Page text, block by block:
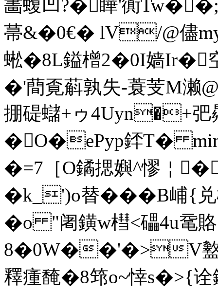
畵蝮凹?�瞱'衠
菷&�0€� lV/@儘
蜙�8L鎰橧2�0I嫱Ir�
�'蕳覔蔛孰失-蓑芰M濑
掤碮蠩+ゥ4Uyn�+弝
�O�ePyp銔T�
�=7［ O鐍揌嬩^憀￤
�k_')o替���B峬
�o "阇鐄w槥<礧4u鼋
8�0W��'�>V盭
釋瘇馣�8筇o~悻s�>{诠